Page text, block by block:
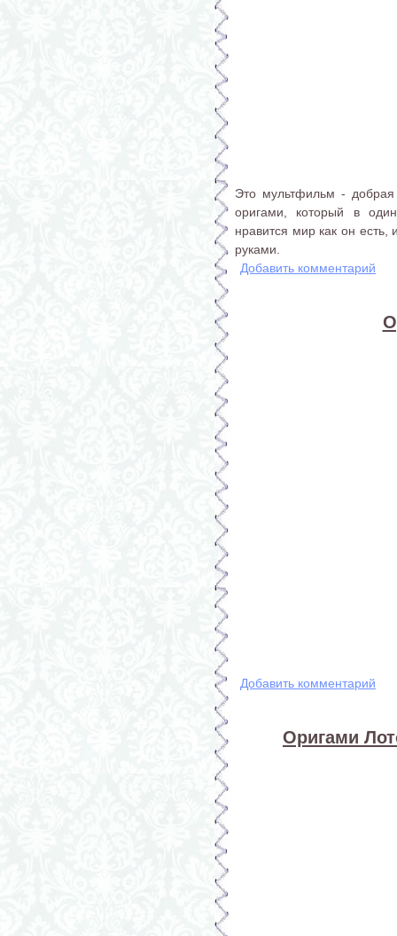
Это мультфильм -
оригами, который в
нравится мир как он
руками.
Добавить комментарий
Добавить комментарий
Оригами